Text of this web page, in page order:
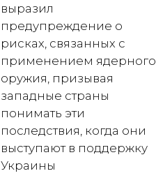
выразил
предупреждение о
рисках, связанных с
применением ядерного
оружия, призывая
западные страны
понимать эти
последствия, когда они
выступают в поддержку
Украины